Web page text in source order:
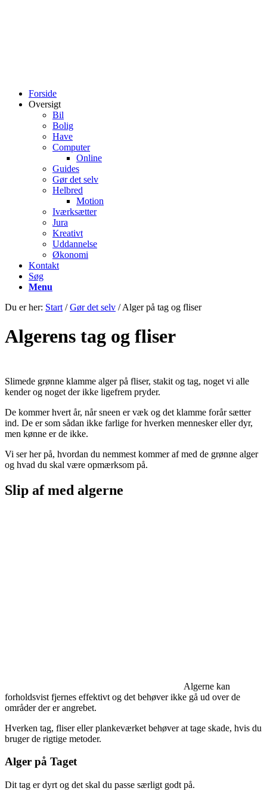
Forside
Oversigt
Bil
Bolig
Have
Computer
Online
Guides
Gør det selv
Helbred
Motion
Iværksætter
Jura
Kreativt
Uddannelse
Økonomi
Kontakt
Søg
Menu
Du er her: Start / Gør det selv / Alger på tag og fliser
Algerens tag og fliser
Slimede grønne klamme alger på fliser, stakit og tag, noget vi alle
kender og noget der ikke ligefrem pryder.
De kommer hvert år, når sneen er væk og det klamme forår sætter
ind. De er som sådan ikke farlige for hverken mennesker eller dyr,
men kønne er de ikke.
Vi ser her på, hvordan du nemmest kommer af med de grønne alger
og hvad du skal være opmærksom på.
Slip af med algerne
Algerne kan
forholdsvist fjernes effektivt og det behøver ikke gå ud over de
områder der er angrebet.
Hverken tag, fliser eller plankeværket behøver at tage skade, hvis du
bruger de rigtige metoder.
Alger på Taget
Dit tag er dyrt og det skal du passe særligt godt på.